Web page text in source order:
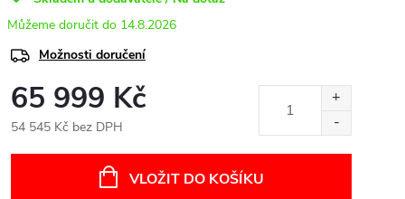
14.8.2026
Možnosti doručení
65 999 Kč
54 545 Kč bez DPH
VLOŽIT DO KOŠÍKU